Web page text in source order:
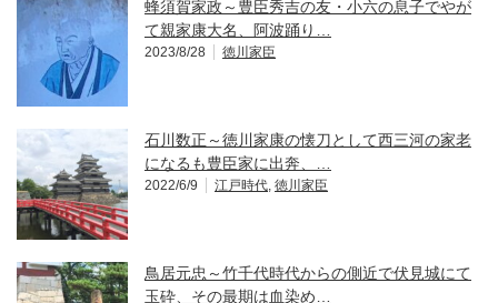
蜂須賀家政～豊臣秀吉の友・小六の息子でやが
て親家康大名、阿波踊り…
2023/8/28 徳川家臣
石川数正～徳川家康の懐刀として西三河の家老
になるも豊臣家に出奔、…
2022/6/9 江戸時代 徳川家臣
鳥居元忠～竹千代時代からの側近で伏見城にて
玉砕、その最期は血染め…